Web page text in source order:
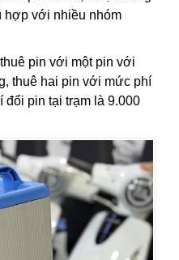
hợp với nhiều nhóm
pin với một pin với
thuê hai pin với mức phí
đổi pin tại trạm là 9.000